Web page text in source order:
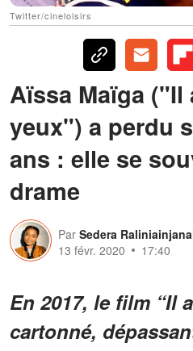
Twitter/cineloisirs
Aïssa Maïga ("Il
yeux") a perdu
ans : elle se
drame
Par Sedera
13 févr. 2020
17:40
En 2017, le film “Il
cartonné,